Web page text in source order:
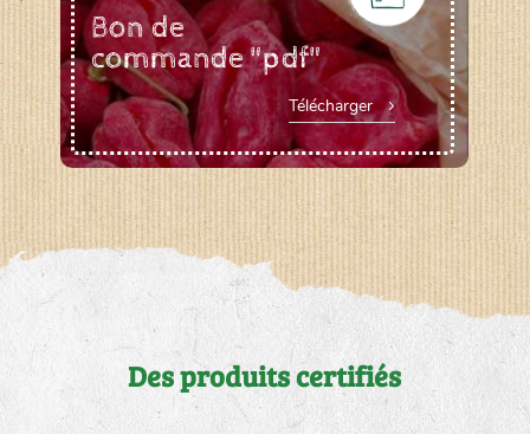
Bon de
commande "pdf"
Télécharger
Des produits certifiés